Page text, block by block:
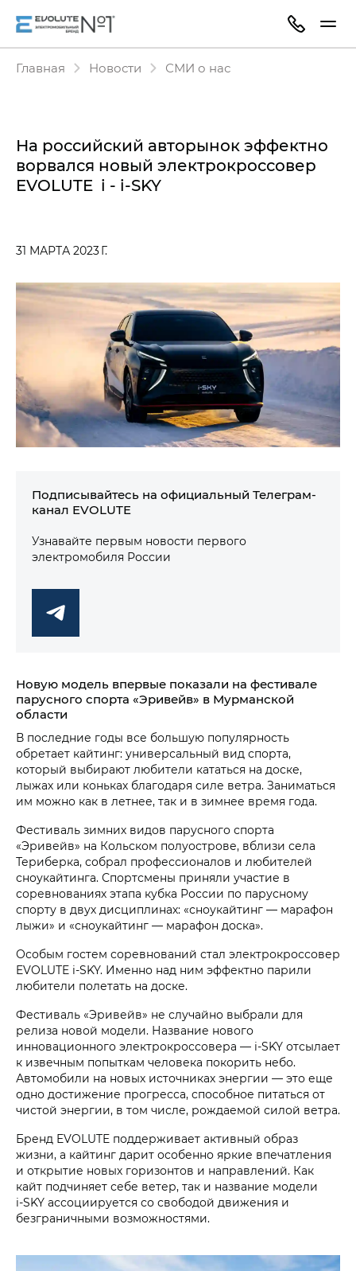
Главная Новости СМИ о нас
На российский авторынок эффектно
ворвался новый электрокроссовер
EVOLUTE i - i‑SKY
31 МАРТА 2023 Г.
Подписывайтесь на официальный Телеграм-
канал EVOLUTE
Узнавайте первым новости первого
электромобиля России
Новую модель впервые показали на фестивале
парусного спорта «Эривейв» в Мурманской
области
В последние годы все большую популярность
обретает кайтинг: универсальный вид спорта,
который выбирают любители кататься на доске,
лыжах или коньках благодаря силе ветра. Заниматься
им можно как в летнее, так и в зимнее время года.
Фестиваль зимних видов парусного спорта
«Эривейв» на Кольском полуострове, вблизи села
Териберка, собрал профессионалов и любителей
сноукайтинга. Спортсмены приняли участие в
соревнованиях этапа кубка России по парусному
спорту в двух дисциплинах: «сноукайтинг — марафон
лыжи» и «сноукайтинг — марафон доска».
Особым гостем соревнований стал электрокроссовер
EVOLUTE i‑SKY. Именно над ним эффектно парили
любители полетать на доске.
Фестиваль «Эривейв» не случайно выбрали для
релиза новой модели. Название нового
инновационного электрокроссовера — i‑SKY отсылает
к извечным попыткам человека покорить небо.
Автомобили на новых источниках энергии — это еще
одно достижение прогресса, способное питаться от
чистой энергии, в том числе, рождаемой силой ветра.
Бренд EVOLUTE поддерживает активный образ
жизни, а кайтинг дарит особенно яркие впечатления
и открытие новых горизонтов и направлений. Как
кайт подчиняет себе ветер, так и название модели
i‑SKY ассоциируется со свободой движения и
безграничными возможностями.